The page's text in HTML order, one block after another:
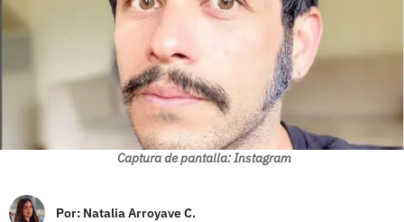
Captura de pantalla: Instagram
Por: Natalia Arroyave C.